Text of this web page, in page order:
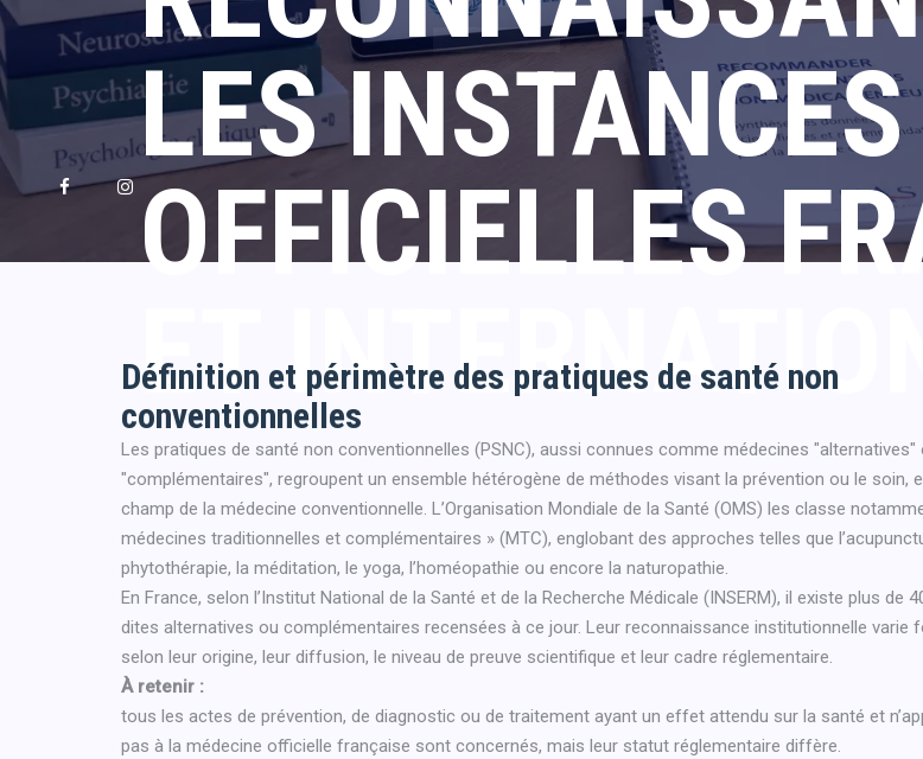
LES INSTANCES
OFFICIELLES
ET
Définition et périmètre des pratiques de santé non
conventionnelles
Les pratiques de santé non conventionnelles (PSNC), aussi connues comme médecines "alternatives"
"complémentaires", regroupent un ensemble hétérogène de méthodes visant la prévention ou le soin,
champ de la médecine conventionnelle. L’Organisation Mondiale de la Santé (OMS) les classe
médecines traditionnelles et complémentaires » (MTC), englobant des approches telles que
phytothérapie, la méditation, le yoga, l’homéopathie ou encore la naturopathie.
En France, selon l’Institut National de la Santé et de la Recherche Médicale (INSERM), il existe plus de
dites alternatives ou complémentaires recensées à ce jour. Leur reconnaissance institutionnelle varie
selon leur origine, leur diffusion, le niveau de preuve scientifique et leur cadre réglementaire.
À retenir :
tous les actes de prévention, de diagnostic ou de traitement ayant un effet attendu sur la santé et
pas à la médecine officielle française sont concernés, mais leur statut réglementaire diffère.